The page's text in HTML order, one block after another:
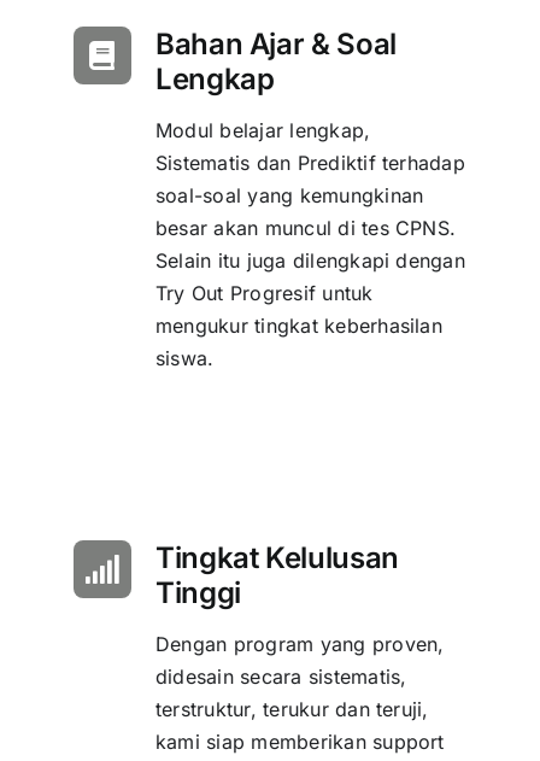
Bahan Ajar & Soal
Lengkap
Modul belajar lengkap,
Sistematis dan Prediktif terhadap
soal-soal yang kemungkinan
besar akan muncul di tes CPNS.
Selain itu juga dilengkapi dengan
Try Out Progresif untuk
mengukur tingkat keberhasilan
siswa.
Tingkat Kelulusan
Tinggi
Dengan program yang proven,
didesain secara sistematis,
terstruktur, terukur dan teruji,
kami siap memberikan support